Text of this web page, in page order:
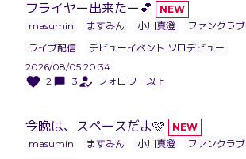
フライヤー出来たー💕
NEW
masumin
ますみん 小川真澄
ファンクラブ
ライブ配信
デビューイベント ソロデビュー
2026/08/05 20:34
2
3 フォロワー以上
今晩は、スペースだよ🩷
NEW
masumin
ますみん 小川真澄
ファンクラブ